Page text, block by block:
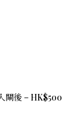
閘後 – HK$500